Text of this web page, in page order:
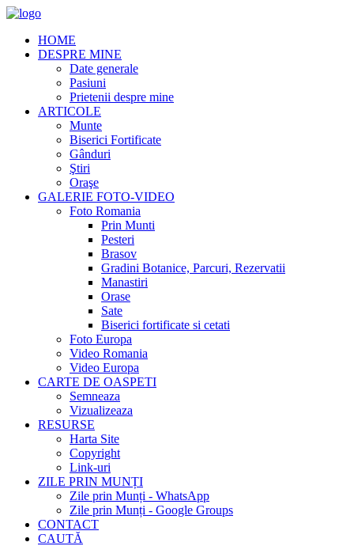
HOME
DESPRE MINE
Date generale
Pasiuni
Prietenii despre mine
ARTICOLE
Munte
Biserici Fortificate
Gânduri
Ştiri
Oraşe
GALERIE FOTO-VIDEO
Foto Romania
Prin Munti
Pesteri
Brasov
Gradini Botanice, Parcuri, Rezervatii
Manastiri
Orase
Sate
Biserici fortificate si cetati
Foto Europa
Video Romania
Video Europa
CARTE DE OASPETI
Semneaza
Vizualizeaza
RESURSE
Harta Site
Copyright
Link-uri
ZILE PRIN MUNȚI
Zile prin Munți - WhatsApp
Zile prin Munți - Google Groups
CONTACT
CAUTĂ